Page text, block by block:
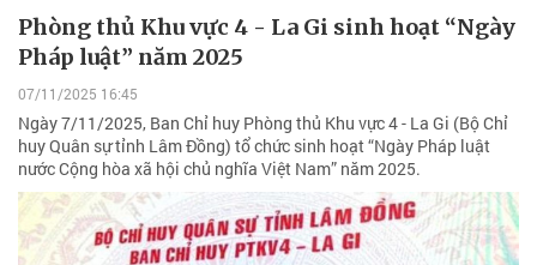
Phòng thủ Khu vực 4 - La Gi sinh hoạt “Ngày
Pháp luật” năm 2025
07/11/2025 16:45
Ngày 7/11/2025, Ban Chỉ huy Phòng thủ Khu vực 4 - La Gi (Bộ Chỉ
huy Quân sự tỉnh Lâm Đồng) tổ chức sinh hoạt “Ngày Pháp luật
nước Cộng hòa xã hội chủ nghĩa Việt Nam” năm 2025.